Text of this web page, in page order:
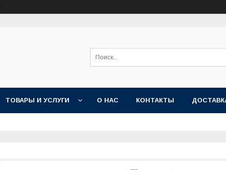
ТОВАРЫ И УСЛУГИ О НАС КОНТАКТЫ